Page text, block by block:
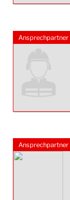
Ansprechpartner
Ansprechpartner